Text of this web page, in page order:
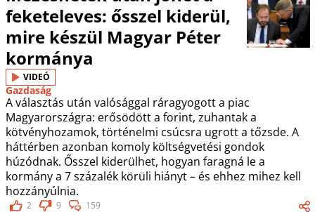
feketeleves: ősszel kiderül,
mire készül Magyar Péter
kormánya
VIDEÓ
Gazdaság
A választás után valósággal ráragyogott a piac
Magyarországra: erősödött a forint, zuhantak a
kötvényhozamok, történelmi csúcsra ugrott a tőzsde. A
háttérben azonban komoly költségvetési gondok
húzódnak. Ősszel kiderülhet, hogyan faragná le a
kormány a 7 százalék körüli hiányt – és ehhez mihez kell
hozzányúlnia.
2 9 159